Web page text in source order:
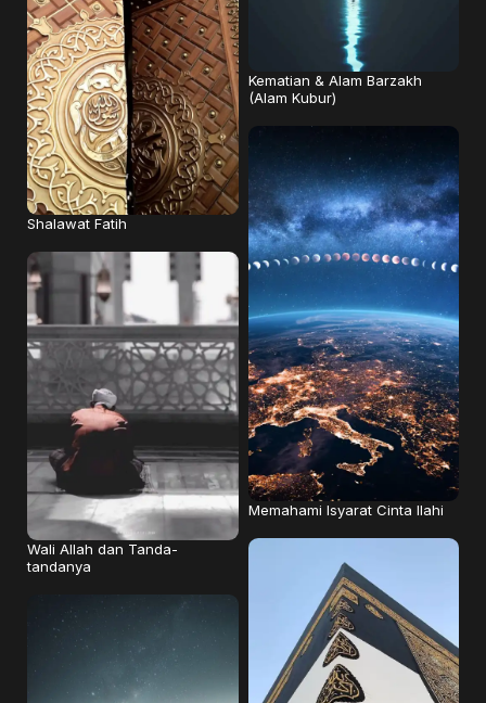
Shalawat Fatih
Kematian & Alam Barzakh
(Alam Kubur)
Wali Allah dan Tanda-
tandanya
Memahami Isyarat Cinta Ilahi